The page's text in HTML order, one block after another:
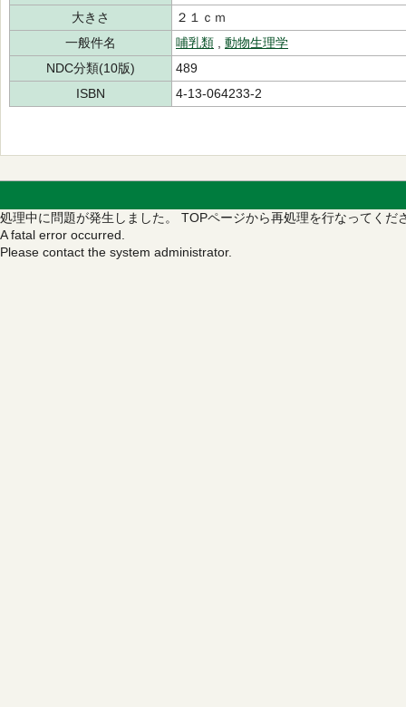
大きさ
２１ｃｍ
一般件名
哺乳類
動物生理学
NDC分類(10版)
489
ISBN
4-13-064233-2
処理中に問題が発生しました。 TOPページから再処理を行なってくだ
A fatal error occurred.
Please contact the system administrator.